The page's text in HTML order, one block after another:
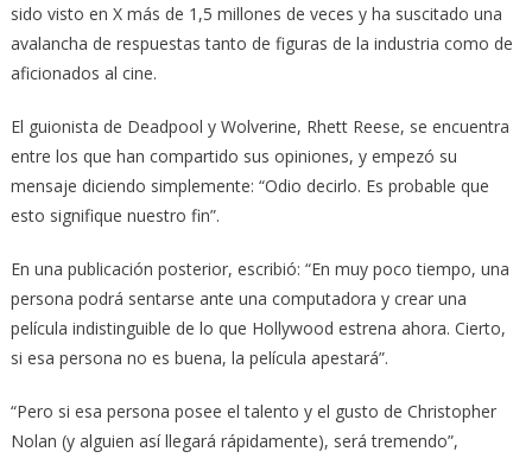
sido visto en X más de 1,5 millones de veces y ha suscitado una
avalancha de respuestas tanto de figuras de la industria como de
aficionados al cine.
El guionista de Deadpool y Wolverine, Rhett Reese, se encuentra
entre los que han compartido sus opiniones, y empezó su
mensaje diciendo simplemente: “Odio decirlo. Es probable que
esto signifique nuestro fin”.
En una publicación posterior, escribió: “En muy poco tiempo, una
persona podrá sentarse ante una computadora y crear una
película indistinguible de lo que Hollywood estrena ahora. Cierto,
si esa persona no es buena, la película apestará”.
“Pero si esa persona posee el talento y el gusto de Christopher
Nolan (y alguien así llegará rápidamente), será tremendo”,